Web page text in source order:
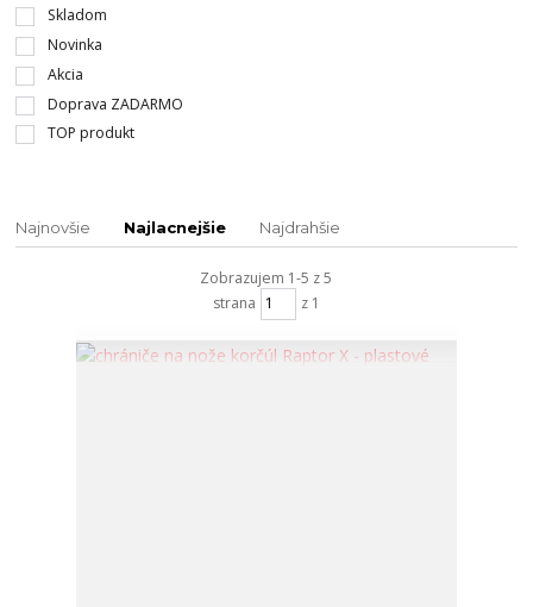
Skladom
Novinka
Akcia
Doprava ZADARMO
TOP produkt
Najnovšie Najlacnejšie Najdrahšie
Zobrazujem 1-5 z 5
strana
z 1